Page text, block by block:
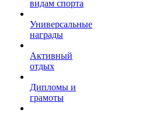
видам спорта
Универсальные
награды
Активный
отдых
Дипломы и
грамоты